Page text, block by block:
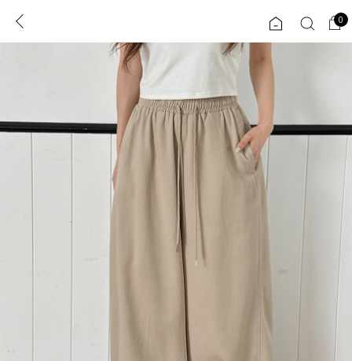
로그인 0
ENG
JP
콘텐츠 리뷰 & 혜택 플러스핏 회원혜택 입
CATEGORY COMMUNITY
ALL
익스클루시브
니트
0